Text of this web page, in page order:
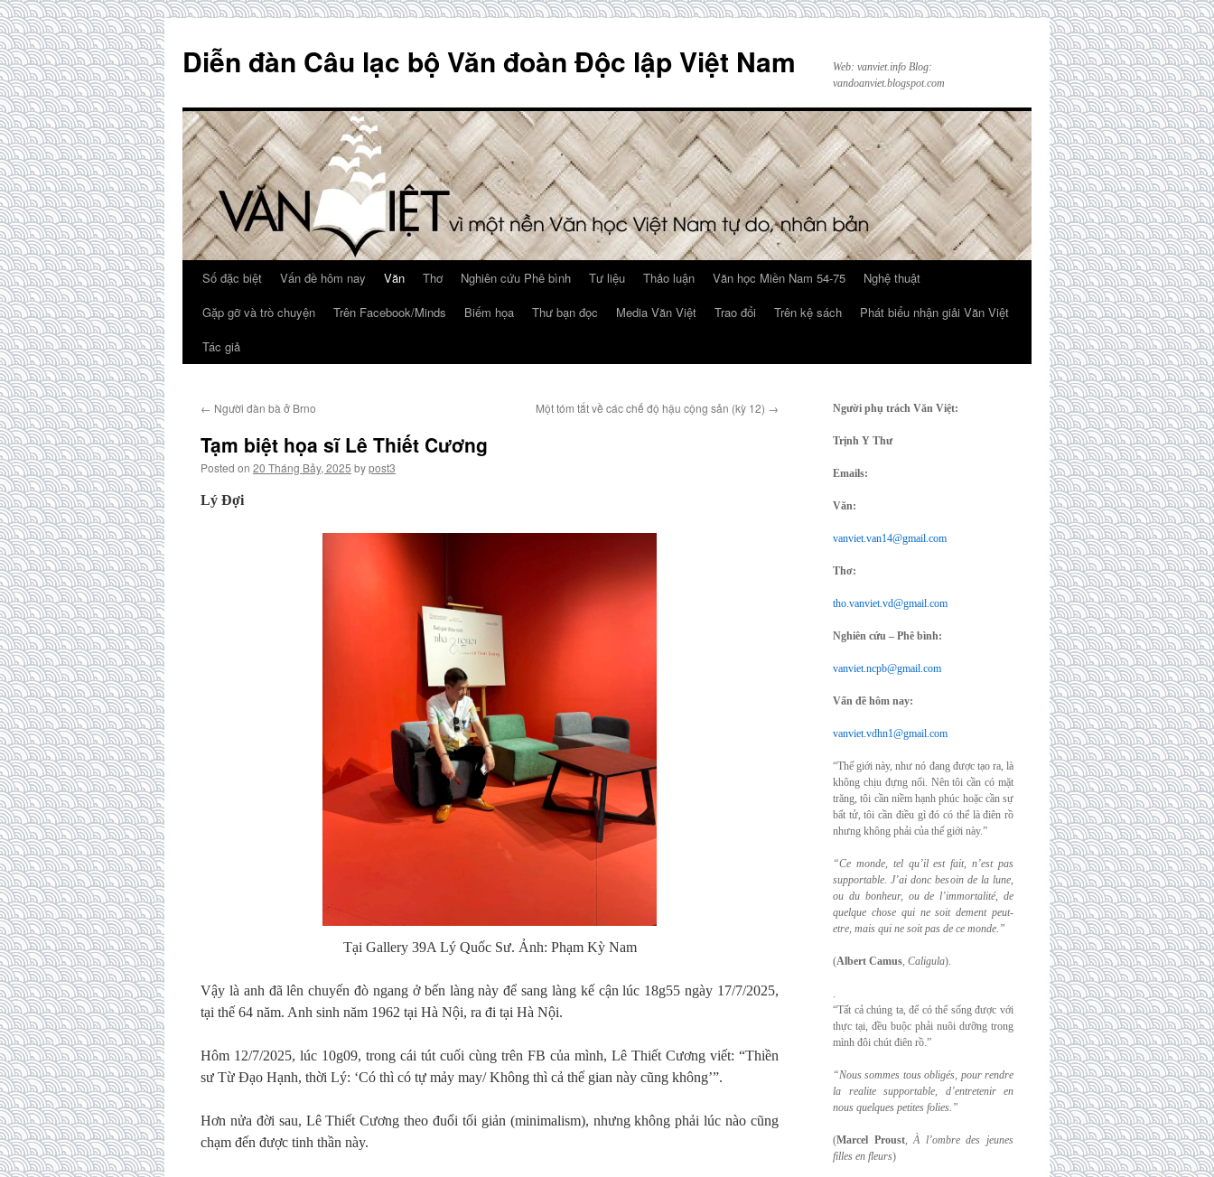
content
Diễn đàn Câu lạc bộ Văn đoàn Độc lập Việt Nam
Web: vanviet.info Blog:
vandoanviet.blogspot.com
Số đặc biệt Vấn đề hôm nay Văn Thơ Nghiên cứu Phê bình Tư liệu Thảo luận Văn học Miền Nam 54-75
Nghệ thuật
Gặp gỡ và trò chuyện
Trên Facebook/Minds Biếm họa Thư bạn đọc Media Văn Việt Trao đổi Trên kệ sách
Phát biểu nhận giải Văn Việt
Tác giả
← Người đàn bà ở Brno Một tóm tắt về các chế độ hậu cộng sản (kỳ 12) →
Tạm biệt họa sĩ Lê Thiết Cương
Posted on 20 Tháng Bảy, 2025 bypost3
Lý Đợi
Tại Gallery 39A Lý Quốc Sư. Ảnh: Phạm Kỳ Nam
Vậy là anh đã lên chuyến đò ngang ở bến làng này để sang làng kế cận lúc 18g55 ngày 17/7/2025,
tại thế 64 năm. Anh sinh năm 1962 tại Hà Nội, ra đi tại Hà Nội.
Hôm 12/7/2025, lúc 10g09, trong cái tút cuối cùng trên FB của mình, Lê Thiết Cương viết: “Thiền
sư Từ Đạo Hạnh, thời Lý: ‘Có thì có tự mảy may/ Không thì cả thế gian này cũng không’”.
Hơn nửa đời sau, Lê Thiết Cương theo đuổi tối giản (minimalism), nhưng không phải lúc nào cũng
chạm đến được tinh thần này.
Người phụ trách Văn Việt:
Trịnh Y Thư
Emails:
Văn:
vanviet.van14@gmail.com
Thơ:
tho.vanviet.vd@gmail.com
Nghiên cứu – Phê bình:
vanviet.ncpb@gmail.com
Vấn đề hôm nay:
vanviet.vdhn1@gmail.com
“Thế giới này, như nó đang được tạo ra, là
không chịu đựng nổi. Nên tôi cần có mặt
trăng, tôi cần niềm hạnh phúc hoặc cần sự
bất tử, tôi cần điều gì đó có thể là điên rồ
nhưng không phải của thế giới này.”
“Ce monde, tel qu’il est fait, n’est pas
supportable. J’ai donc besoin de la lune,
ou du bonheur, ou de l’immortalité, de
quelque chose qui ne soit dement peut-
etre, mais qui ne soit pas de ce monde.”
(Albert Camus, Caligula).
.
“Tất cả chúng ta, để có thể sống được với
thực tại, đều buộc phải nuôi dưỡng trong
mình đôi chút điên rồ.”
“Nous sommes tous obligés, pour rendre
la realite supportable, d’entretenir en
nous quelques petites folies.”
(Marcel Proust,À l’ombre des jeunes
filles en fleurs)